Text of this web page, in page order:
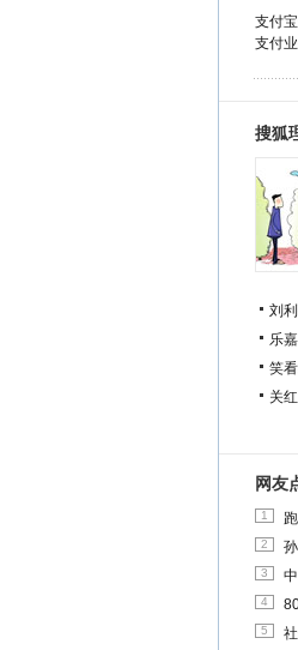
支付
支付
搜狐
刘
乐
笑
关红
网友
1
2
3
4
5